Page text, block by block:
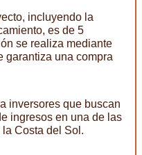
incluyendo la
es de 5
se realiza mediante
garantiza una compra
inversores que buscan
ingresos en una de las
Costa del Sol.